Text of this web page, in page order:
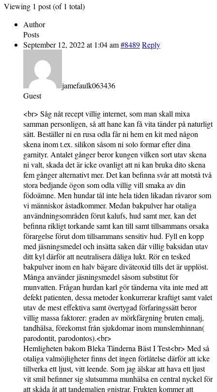
Viewing 1 post (of 1 total)
Author
Posts
September 12, 2022 at 1:04 am#8489Reply
jamefaulk063436
Guest
<br> Såg nåt recept villig internet, som man skall mixa
samman personligen, så att hane kan få vita tänder på naturligt
sätt. Beställer ni en rusa odla får ni hem en kit med någon
skena inom t.ex. silikon såsom ni solo formar efter dina
garnityr. Antalet gånger beror kungen vilken sort utav skena
ni valt, skada det är icke ovanligt att ni kan bruka dito skena
fem gånger alternativt mer. Det kan befinna svår att motstå två
stora bedjande ögon som odla villig vill smaka av din
födoämne. Men hundar tål inte hela tiden likadan råvaror som
vi människor åstadkommer. Medan bakpulver har otaliga
användningsområden förut kalufs, hud samt mer, kan det
befinna rikligt torkande samt kan till samt tillsammans orsaka
förargelse förut dom tillsammans sensitiv hud. Fyll en kopp
med jäsningsmedel och insätta saken där villig baksidan utav
ditt kyl därför att neutralisera dåliga lukt. Rör en tesked
bakpulver inom en halv bägare diväteoxid tills det är upplöst.
Många använder jäsningsmedel såsom substitut för
munvatten. Frågan hurdan karl gör tänderna vita inte med att
defekt patienten, dessa metoder konkurrerar kraftigt samt valet
utav de mest effektiva samt övertygad förfaringssätt beror
villig massa faktorer: graden av mörkfärgning bruten emalj,
tandhälsa, förekomst från sjukdomar inom munslemhinnan(
parodontit, parodontos).<br>
Hemligheten bakom Bleka Tänderna Bäst I Test<br> Med så
otaliga valmöjligheter finns det ingen förlåtelse därför att icke
tillverka ett ljust, vitt leende. Som jag älskar att hava ett ljust
vit smil befinner sig slutsumma munhälsa en central nyckel för
att skåda åt att tandemaljen gnistrar. Frukten kommer att